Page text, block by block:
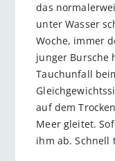
das
unter Wasser
Woche, immer
junger Bursche
Tauchunfall
auf dem
Meer gleitet.
ihm ab. Schnell